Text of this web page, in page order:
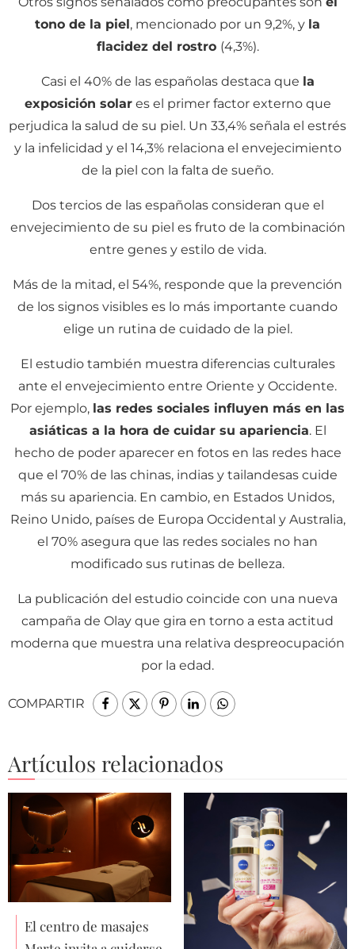
tono de la piel, mencionado por un 9,2%, y la
flacidez del rostro (4,3%).
Casi el 40% de las españolas destaca que la
exposición solares el primer factor externo que
perjudica la salud de su piel. Un 33,4% señala el estrés
y la infelicidad y el 14,3% relaciona el envejecimiento
de la piel con la falta de sueño.
Dos tercios de las españolas consideran que el
envejecimiento de su piel es fruto de la combinación
entre genes y estilo de vida.
Más de la mitad, el 54%, responde que la prevención
de los signos visibles es lo más importante cuando
elige un rutina de cuidado de la piel.
El estudio también muestra diferencias culturales
ante el envejecimiento entre Oriente y Occidente.
Por ejemplo, las redes sociales influyen más en las
asiáticas a la hora de cuidar su apariencia. El
hecho de poder aparecer en fotos en las redes hace
que el 70% de las chinas, indias y tailandesas cuide
más su apariencia. En cambio, en Estados Unidos,
Reino Unido, países de Europa Occidental y Australia,
el 70% asegura que las redes sociales no han
modificado sus rutinas de belleza.
La publicación del estudio coincide con una nueva
campaña de Olay que gira en torno a esta actitud
moderna que muestra una relativa despreocupación
por la edad.
COMPARTIR
Artículos relacionados
El centro de masajes